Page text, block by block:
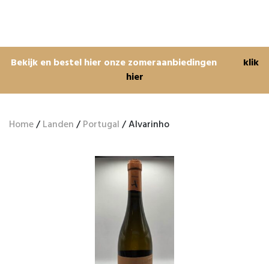
Bekijk en bestel hier onze zomeraanbiedingen
klik
hier
Home/Landen/Portugal/ Alvarinho